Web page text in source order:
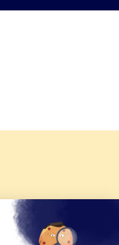
2026 de KTO